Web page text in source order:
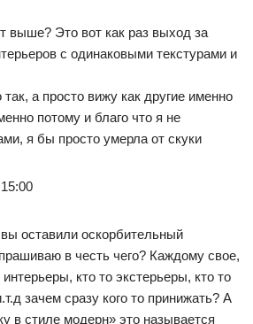
выше? Это вот как раз выход за
с одинаковыми текстурами и
а просто вижу как другие именно
потому и благо что я не
я бы просто умерла от скуки
оставили оскорбительный
в честь чего? Каждому свое,
интерьеры, кто то экстерьеры, кто то
зачем сразу кого то принижать? А
в стиле модерн» это называется